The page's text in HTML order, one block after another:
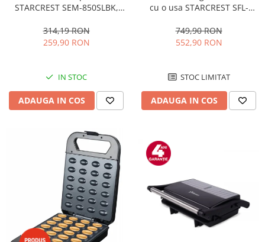
STARCREST SEM-850SLBK,
detasabil 1.5L, dispozitiv
spumare, filtru dublu din
314,19 RON
259,90 RON
IN STOC
ADAUGA IN COS
cu o usa STARCREST SFL-
92L, Iluminare interioara,H 83
cm, Alb
749,90 RON
552,90 RON
STOC LIMITAT
ADAUGA IN COS